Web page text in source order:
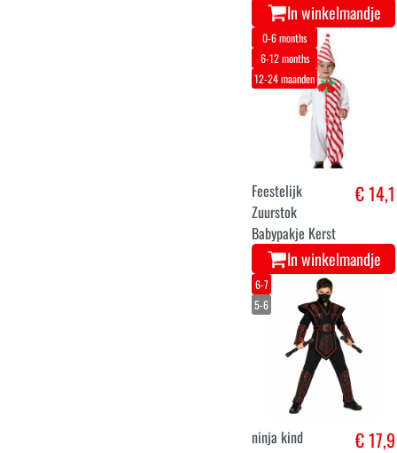
Kinder Pilgrim
Herder Kostuum
- Kerst Editie
In winkelmandje
M
L
Zwarte Addams
Familie Thema T-
shirt voor Heren
In winkelmandje
10-12